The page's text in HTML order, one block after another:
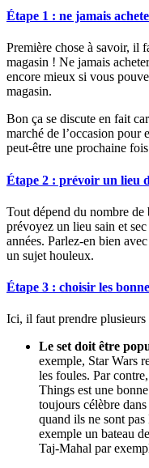
Étape 1 : ne jamais
Première chose à savoir, il
magasin ! Ne jamais
encore mieux si vous
magasin.
Bon ça se discute en fait
marché de l’occasion pour
peut-être une prochaine
Étape 2 : prévoir un lieu
Tout dépend du nombre de
prévoyez un lieu sain et
années. Parlez-en bien
un sujet houleux.
Étape 3 : choisir les
Ici, il faut prendre plusieurs
Le set doit être
exemple, Star Wars
les foules. Par
Things est une
toujours célèbre
quand ils ne sont
exemple un bateau
Taj-Mahal par